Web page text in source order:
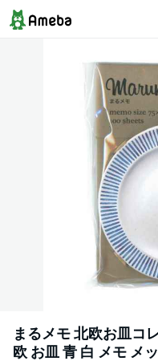
まるメモ 北欧お皿コ
欧 お皿 青 白 メモ メ